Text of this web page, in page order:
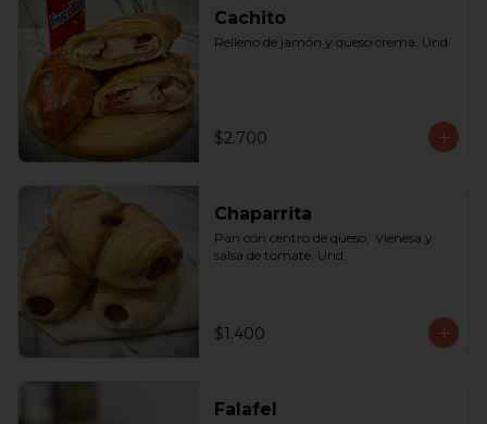
Cachito
Relleno de jamón y queso crema. Und.
$2.700
Chaparrita
Pan con centro de queso,  vienesa y
salsa de tomate. Und.
$1.400
Falafel